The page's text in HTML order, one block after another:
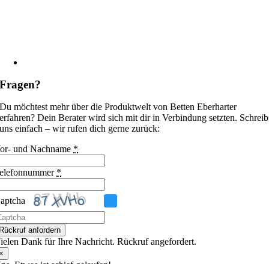
Fragen?
Du möchtest mehr über die Produktwelt von Betten Eberharter
erfahren? Dein Berater wird sich mit dir in Verbindung setzten. Schreib
uns einfach – wir rufen dich gerne zurück:
und Nachname *
*
anfordern
Dank für Ihre Nachricht. Rückruf angefordert.